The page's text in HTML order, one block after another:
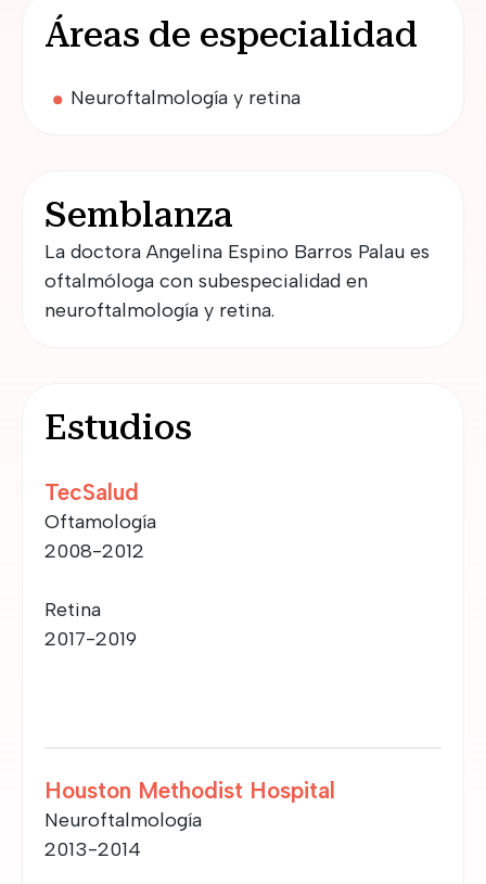
Áreas de especialidad
Neuroftalmología y retina
Semblanza
La doctora Angelina Espino Barros Palau es
oftalmóloga con subespecialidad en
neuroftalmología y retina.
Estudios
TecSalud
Oftamología
2008-2012
Retina
2017-2019
Houston Methodist Hospital
Neuroftalmología
2013-2014